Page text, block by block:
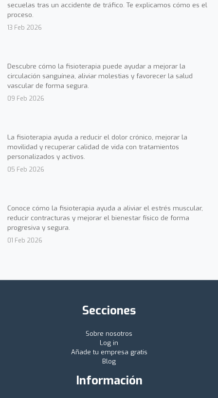
secuelas tras un accidente de tráfico. Te explicamos cómo es el
proceso.
13 Feb 2026
Descubre cómo la fisioterapia puede ayudar a mejorar la
circulación sanguínea, aliviar molestias y favorecer la salud
vascular de forma segura.
09 Feb 2026
La fisioterapia ayuda a reducir el dolor crónico, mejorar la
movilidad y recuperar calidad de vida con tratamientos
personalizados y activos.
05 Feb 2026
Conoce cómo la fisioterapia ayuda a aliviar el estrés muscular,
reducir contracturas y mejorar el bienestar físico de forma
progresiva y segura.
01 Feb 2026
Secciones
Sobre nosotros
Log in
Añade tu empresa gratis
Blog
Información